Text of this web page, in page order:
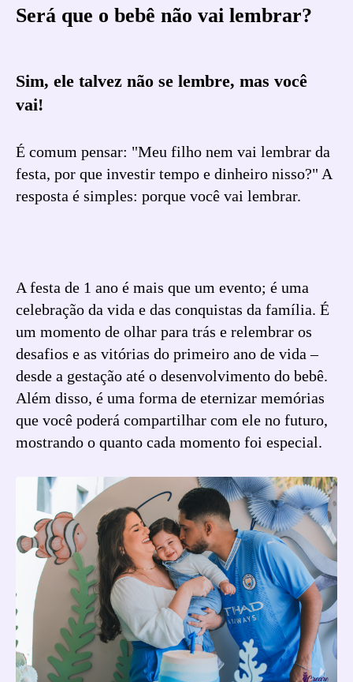
Será que o bebê não vai lembrar?
Sim, ele talvez não se lembre, mas você
vai!
É comum pensar: "Meu filho nem vai lembrar da
festa, por que investir tempo e dinheiro nisso?" A
resposta é simples: porque você vai lembrar.
A festa de 1 ano é mais que um evento; é uma
celebração da vida e das conquistas da família. É
um momento de olhar para trás e relembrar os
desafios e as vitórias do primeiro ano de vida –
desde a gestação até o desenvolvimento do bebê.
Além disso, é uma forma de eternizar memórias
que você poderá compartilhar com ele no futuro,
mostrando o quanto cada momento foi especial.